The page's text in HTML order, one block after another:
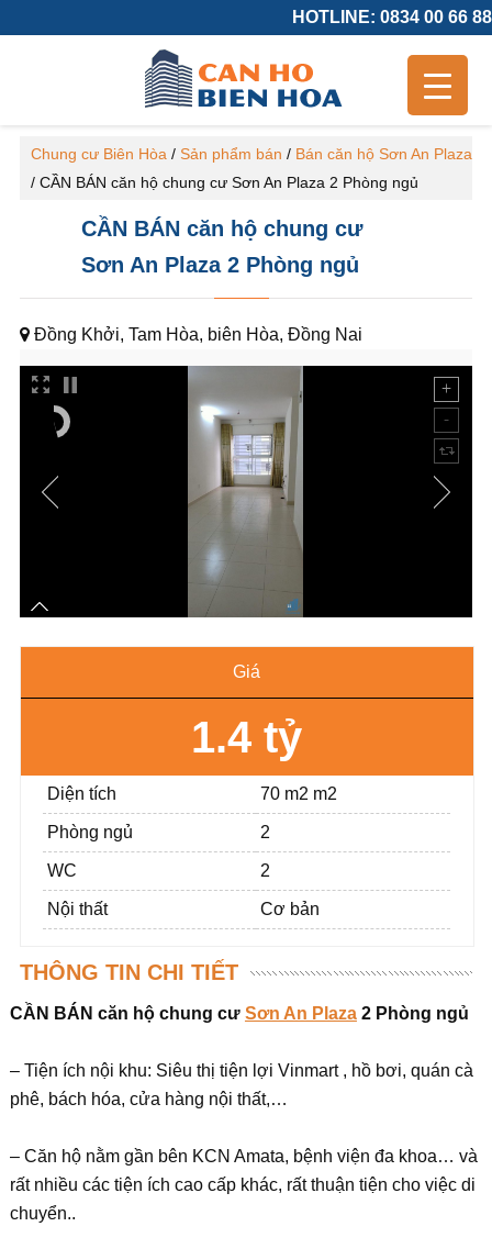
HOTLINE: 0834 00 66 88
Chung cư Biên Hòa / Sản phẩm bán / Bán căn hộ Sơn An Plaza
/ CẦN BÁN căn hộ chung cư Sơn An Plaza 2 Phòng ngủ
CẦN BÁN căn hộ chung cư
Sơn An Plaza 2 Phòng ngủ
Đồng Khởi, Tam Hòa, biên Hòa, Đồng Nai
Giá
1.4 tỷ
Diện tích 70 m2 m2
Phòng ngủ 2
WC 2
Nội thất Cơ bản
THÔNG TIN CHI TIẾT
CẦN BÁN căn hộ chung cư Sơn An Plaza2 Phòng ngủ
– Tiện ích nội khu: Siêu thị tiện lợi Vinmart , hồ bơi, quán cà
phê, bách hóa, cửa hàng nội thất,…
– Căn hộ nằm gần bên KCN Amata, bệnh viện đa khoa… và
rất nhiều các tiện ích cao cấp khác, rất thuận tiện cho việc di
chuyển..